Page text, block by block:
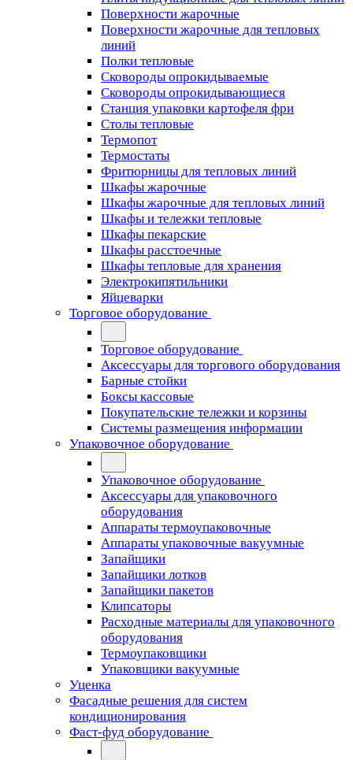
Поверхности жарочные
Поверхности жарочные для тепловых
линий
Полки тепловые
Сковороды опрокидываемые
Сковороды опрокидывающиеся
Станция упаковки картофеля фри
Столы тепловые
Термопот
Термостаты
Фритюрницы для тепловых линий
Шкафы жарочные
Шкафы жарочные для тепловых линий
Шкафы и тележки тепловые
Шкафы пекарские
Шкафы расстоечные
Шкафы тепловые для хранения
Электрокипятильники
Яйцеварки
Торговое оборудование
Торговое оборудование
Аксессуары для торгового оборудования
Барные стойки
Боксы кассовые
Покупательские тележки и корзины
Системы размещения информации
Упаковочное оборудование
Упаковочное оборудование
Аксессуары для упаковочного
оборудования
Аппараты термоупаковочные
Аппараты упаковочные вакуумные
Запайщики
Запайщики лотков
Запайщики пакетов
Клипсаторы
Расходные материалы для упаковочного
оборудования
Термоупаковщики
Упаковщики вакуумные
Уценка
Фасадные решения для систем
кондиционирования
Фаст-фуд оборудование